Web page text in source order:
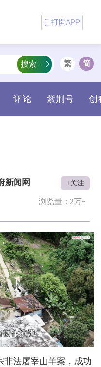
繁 简
评论 紫荆号 创
搜索
新闻网 +关注
浏览量： 2万+
非法屠宰山羊案，成功